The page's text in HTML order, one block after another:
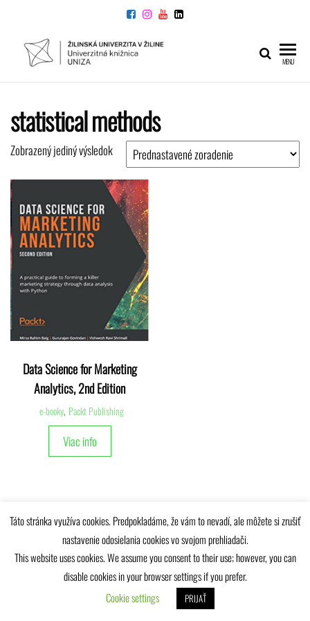
UNIVERZITNÁ
KNIŽNICA
MENU
statistical methods
Zobrazený jediný výsledok
Data Science for Marketing
Analytics, 2nd Edition
e-booky, Packt Publishing
Viac info
Univerzitná knižnica Žilinskej univerzity © 2025
Táto stránka využíva cookies. Predpokladáme, že vám to nevadí, ale môžete si zrušiť
nastavenie odosielania cookies vo svojom prehliadači.
This website uses cookies. We assume you consent to their use; however, you can
disable cookies in your browser settings if you prefer.
Cookie settings
PRIJAŤ